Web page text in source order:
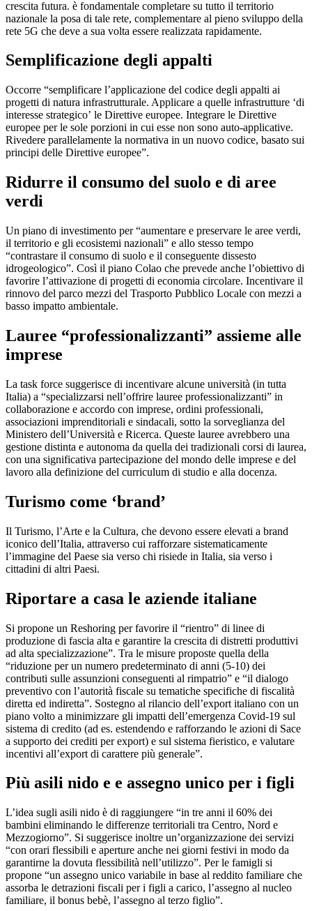
crescita futura. è fondamentale completare su tutto il territorio
nazionale la posa di tale rete, complementare al pieno sviluppo della
rete 5G che deve a sua volta essere realizzata rapidamente.
Semplificazione degli appalti
Occorre “semplificare l’applicazione del codice degli appalti ai
progetti di natura infrastrutturale. Applicare a quelle infrastrutture ‘di
interesse strategico’ le Direttive europee. Integrare le Direttive
europee per le sole porzioni in cui esse non sono auto-applicative.
Rivedere parallelamente la normativa in un nuovo codice, basato sui
principi delle Direttive europee”.
Ridurre il consumo del suolo e di aree
verdi
Un piano di investimento per “aumentare e preservare le aree verdi,
il territorio e gli ecosistemi nazionali” e allo stesso tempo
“contrastare il consumo di suolo e il conseguente dissesto
idrogeologico”. Così il piano Colao che prevede anche l’obiettivo di
favorire l’attivazione di progetti di economia circolare. Incentivare il
rinnovo del parco mezzi del Trasporto Pubblico Locale con mezzi a
basso impatto ambientale.
Lauree “professionalizzanti” assieme alle
imprese
La task force suggerisce di incentivare alcune università (in tutta
Italia) a “specializzarsi nell’offrire lauree professionalizzanti” in
collaborazione e accordo con imprese, ordini professionali,
associazioni imprenditoriali e sindacali, sotto la sorveglianza del
Ministero dell’Università e Ricerca. Queste lauree avrebbero una
gestione distinta e autonoma da quella dei tradizionali corsi di laurea,
con una significativa partecipazione del mondo delle imprese e del
lavoro alla definizione del curriculum di studio e alla docenza.
Turismo come ‘brand’
Il Turismo, l’Arte e la Cultura, che devono essere elevati a brand
iconico dell’Italia, attraverso cui rafforzare sistematicamente
l’immagine del Paese sia verso chi risiede in Italia, sia verso i
cittadini di altri Paesi.
Riportare a casa le aziende italiane
Si propone un Reshoring per favorire il “rientro” di linee di
produzione di fascia alta e garantire la crescita di distretti produttivi
ad alta specializzazione”. Tra le misure proposte quella della
“riduzione per un numero predeterminato di anni (5-10) dei
contributi sulle assunzioni conseguenti al rimpatrio” e “il dialogo
preventivo con l’autorità fiscale su tematiche specifiche di fiscalità
diretta ed indiretta”. Sostegno al rilancio dell’export italiano con un
piano volto a minimizzare gli impatti dell’emergenza Covid-19 sul
sistema di credito (ad es. estendendo e rafforzando le azioni di Sace
a supporto dei crediti per export) e sul sistema fieristico, e valutare
incentivi all’export di carattere più generale”.
Più asili nido e e assegno unico per i figli
L’idea sugli asili nido è di raggiungere “in tre anni il 60% dei
bambini eliminando le differenze territoriali tra Centro, Nord e
Mezzogiorno”. Si suggerisce inoltre un’organizzazione dei servizi
“con orari flessibili e aperture anche nei giorni festivi in modo da
garantirne la dovuta flessibilità nell’utilizzo”. Per le famigli si
propone “un assegno unico variabile in base al reddito familiare che
assorba le detrazioni fiscali per i figli a carico, l’assegno al nucleo
familiare, il bonus bebè, l’assegno al terzo figlio”.